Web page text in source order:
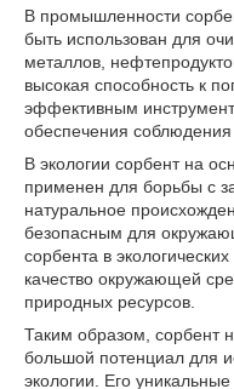
В промышленности
быть использован для
металлов,
высокая способность к
эффективным
обеспечения соблюдения
В экологии сорбент на
применен для борьбы с
натуральное
безопасным для
сорбента в
качество окружающей
природных ресурсов.
Таким образом, сорбент
большой потенциал для
экологии. Его